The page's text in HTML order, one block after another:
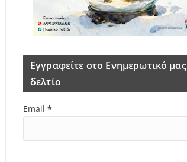
Εγγραφείτε στο Ενημερωτικό μας
δελτίο
Email *